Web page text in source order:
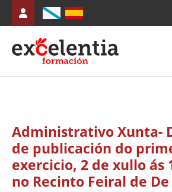
Administrativo Xunta-
de publicación do
exercicio, 2 de xullo ás
no Recinto Feiral de